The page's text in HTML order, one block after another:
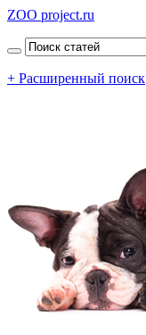
ZOO project.ru
+ Расширенный поиск